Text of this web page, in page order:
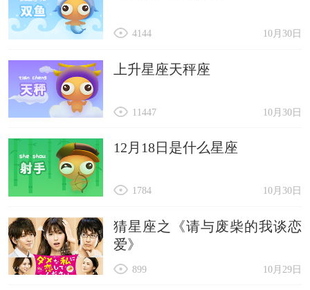
10月30日
4144
上升星座天秤座
10月30日
11447
12月18日是什么星座
10月30日
1784
猜星座之《请与废柴的我谈恋
爱》
10月29日
899